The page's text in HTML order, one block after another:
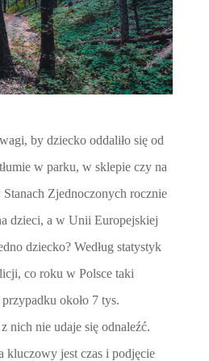
by dziecko oddaliło się od
w parku, w sklepie czy na
Zjednoczonych rocznie
dzieci, a w Unii Europejskiej
dziecko? Według statystyk
co roku w Polsce taki
około 7 tys.
nich nie udaje się odnaleźć.
kluczowy jest czas i podjęcie